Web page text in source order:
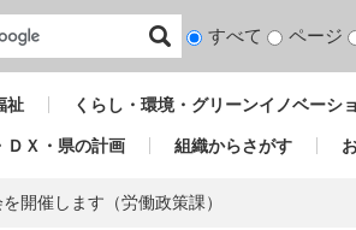
検
対
すべて ページ
祉 くらし・環境・グリーンイノベーシ
ＤＸ・県の計画 組織からさがす
開催します（労働政策課）